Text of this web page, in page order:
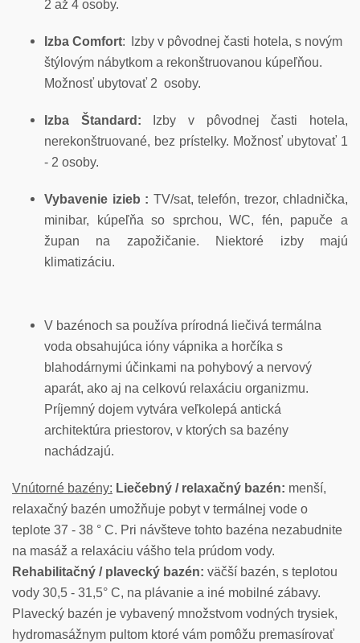
2 až 4 osoby.
Izba Comfort:
Izby v pôvodnej časti hotela, s novým
štýlovým nábytkom a rekonštruovanou kúpeľňou.
Možnosť ubytovať 2 osoby.
Izba Štandard:
Izby v pôvodnej časti hotela,
nerekonštruované, bez prístelky. Možnosť ubytovať 1
- 2 osoby.
Vybavenie izieb : TV/sat, telefón, trezor, chladnička,
minibar, kúpeľňa so sprchou, WC, fén, papuče a
župan na zapožičanie. Niektoré izby majú
klimatizáciu.
V bazénoch sa používa prírodná liečivá termálna
voda obsahujúca ióny vápnika a horčíka s
blahodárnymi účinkami na pohybový a nervový
aparát, ako aj na celkovú relaxáciu organizmu.
Príjemný dojem vytvára veľkolepá antická
architektúra priestorov, v ktorých sa bazény
nachádzajú.
Vnútorné bazény: Liečebný / relaxačný bazén: menší,
relaxačný bazén umožňuje pobyt v termálnej vode o
teplote 37 - 38 ° C. Pri návšteve tohto bazéna nezabudnite
na masáž a relaxáciu vášho tela prúdom vody.
Rehabilitačný / plavecký bazén: väčší bazén, s teplotou
vody 30,5 - 31,5° C, na plávanie a iné mobilné zábavy.
Plavecký bazén je vybavený množstvom vodných trysiek,
hydromasážnym pultom ktoré vám pomôžu premasírovať